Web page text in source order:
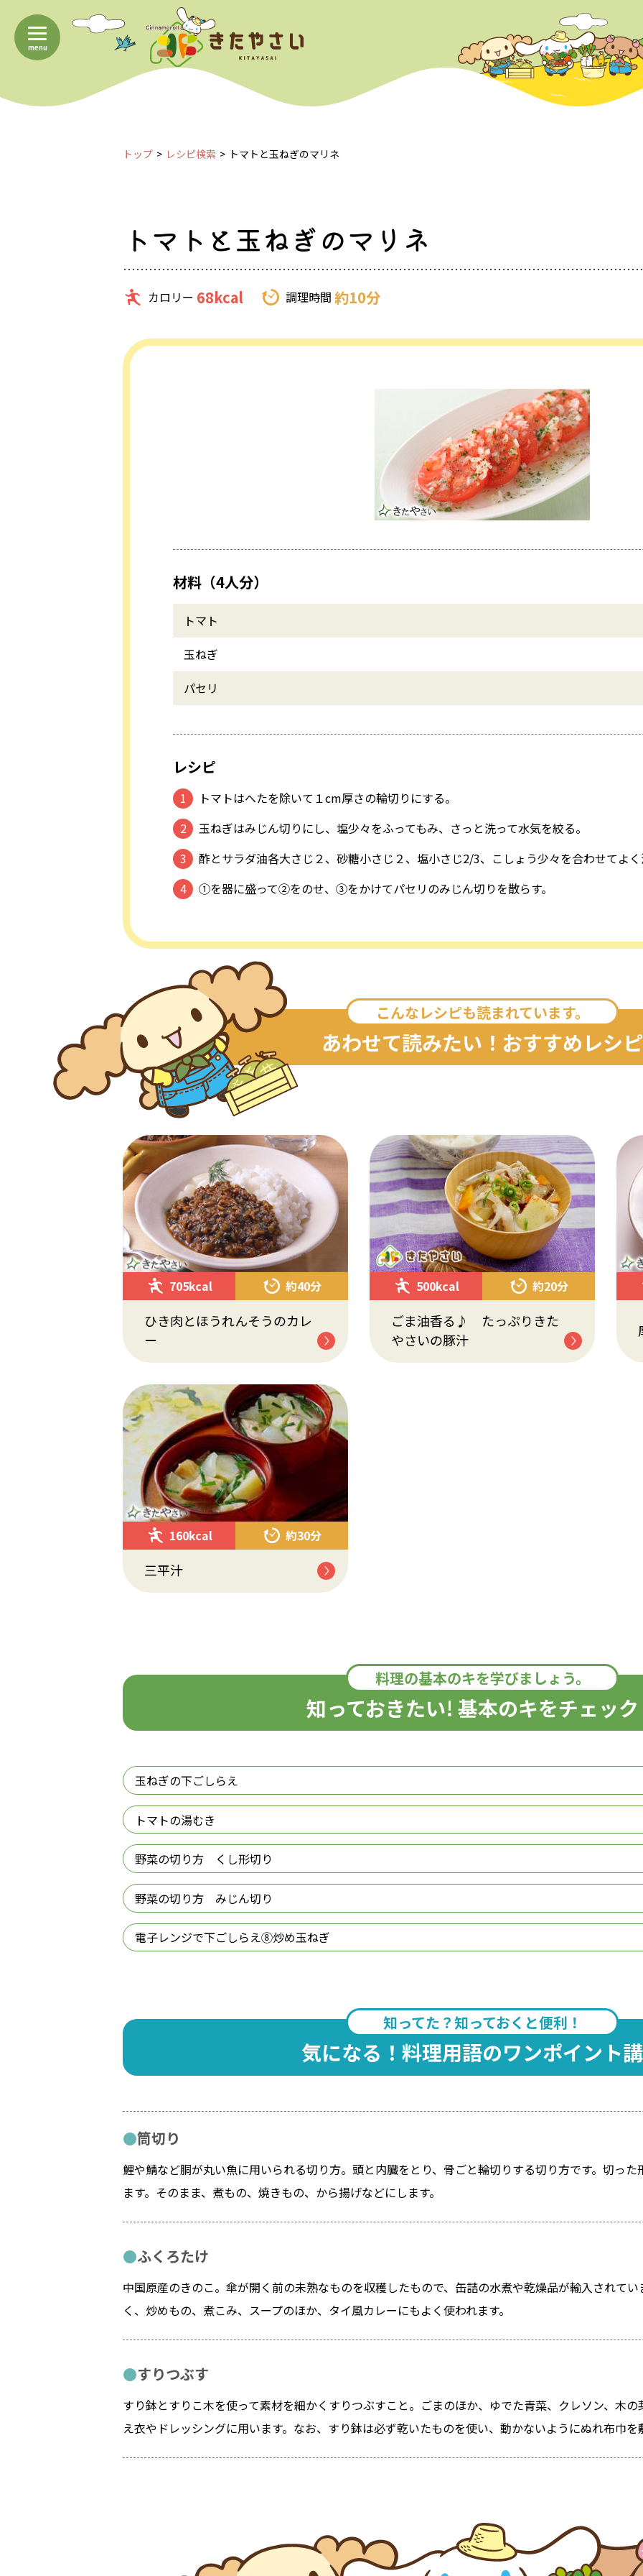
menu
トップ レシピ検索 トマトと玉ねぎのマリネ
トマトと玉ねぎのマリネ
カロリー 68kcal 調理時間 約10分
材料（4人分）
トマト
玉ねぎ
パセリ
レシピ
トマトはへたを除いて１cm厚さの輪切りにする。
玉ねぎはみじん切りにし、塩少々をふってもみ、さっと洗って水気を絞る。
酢とサラダ油各大さじ２、砂糖小さじ２、塩小さじ2/3、こしょう少々を合わせてよ
①を器に盛って②をのせ、③をかけてパセリのみじん切りを散らす。
こんなレシピも読まれています。
あわせて読みたい！おすすめレシピ
705kcal 約40分
ひき肉とほうれんそうのカレ
ー
500kcal 約20分
ごま油香る♪ たっぷりきた
やさいの豚汁
160kcal 約30分
三平汁
料理の基本のキを学びましょう。
知っておきたい! 基本のキをチェッ
玉ねぎの下ごしらえ
トマトの湯むき
野菜の切り方 くし形切り
野菜の切り方 みじん切り
電子レンジで下ごしらえ⑧炒め玉ねぎ
知ってた？知っておくと便利！
気になる！料理用語のワンポイント
筒切り
鯉や鯖など胴が丸い魚に用いられる切り方。頭と内臓をとり、骨ごと輪切りする切り方です。切っ
ます。そのまま、煮もの、焼きもの、から揚げなどにします。
ふくろたけ
中国原産のきのこ。傘が開く前の未熟なものを収穫したもので、缶詰の水煮や乾燥品が輸入されて
く、炒めもの、煮こみ、スープのほか、タイ風カレーにもよく使われます。
すりつぶす
すり鉢とすりこ木を使って素材を細かくすりつぶすこと。ごまのほか、ゆでた青菜、クレソン、木
え衣やドレッシングに用います。なお、すり鉢は必ず乾いたものを使い、動かないようにぬれ布巾を